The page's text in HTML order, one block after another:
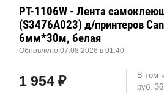
РТ-1106W - Лента
(S3476A023) д/принтеров
6мм*30м, белая
Обновлено 07.08.2026 в 01:40
1 954 ₽
В том
руб.